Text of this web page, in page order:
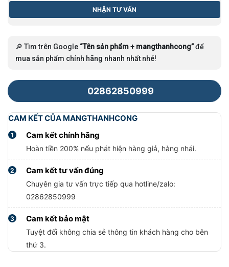
🔎 Tìm trên Google “Tên sản phẩm + mangthanhcong”để
mua sản phẩm chính hãng nhanh nhất nhé!
02862850999
CAM KẾT CỦA MANGTHANHCONG
1 Cam kết chính hãng
Hoàn tiền 200% nếu phát hiện hàng giả, hàng nhái.
2 Cam kết tư vấn đúng
Chuyên gia tư vấn trực tiếp qua hotline/zalo:
02862850999
3 Cam kết bảo mật
Tuyệt đối không chia sẻ thông tin khách hàng cho bên
thứ 3.